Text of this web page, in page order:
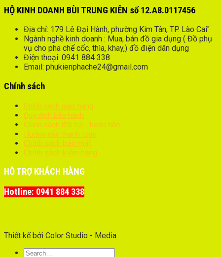
HỘ KINH DOANH BÙI TRUNG KIÊN số 12.A8.0117456
Địa chỉ: 179 Lê Đại Hành, phường Kim Tân, TP. Lào Cai"
Ngành nghề kinh doanh : Mua, bán đồ gia dụng ( Đồ phụ
vụ cho pha chế cốc, thìa, khay,) đồ điện dân dụng
Điện thoại: 0941 884 338
Email: phukienphache24@gmail.com
Chính sách
Chính sách giao hàng
Quy dịnh bảo hành
Chính sách đổi trả - hoàn tiền
Hướng dẫn thanh toán
Chính sách bảo mật
Chính sách kiểm hàng
HỖ TRỢ KHÁCH HÀNG
Hotline: 0941 884 338
Thiết kế bởi Color Studio - Media